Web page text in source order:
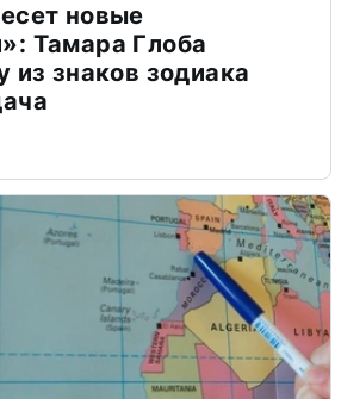
новые
Тамара Глоба
из знаков зодиака